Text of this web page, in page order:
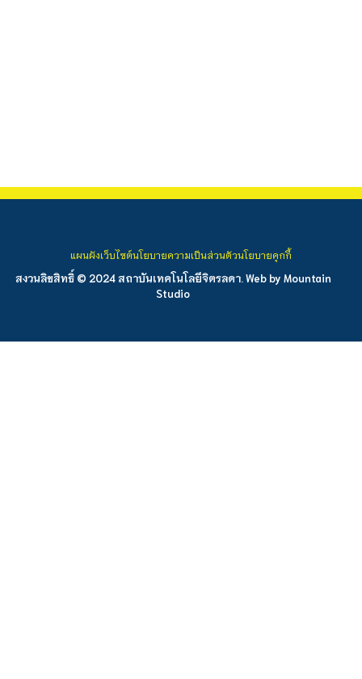
สงวนลิขสิทธิ์ © 2024 สถาบันเทคโนโลยีจิตรลดา. Web by Mountain
Studio
แผนผังเว็บไซต์นโยบายความเป็นส่วนตัวนโยบายคุกกี้